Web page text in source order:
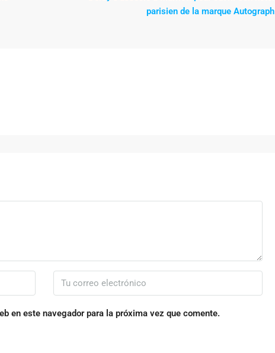
parisien de la marque Autograph
en este navegador para la próxima vez que comente.